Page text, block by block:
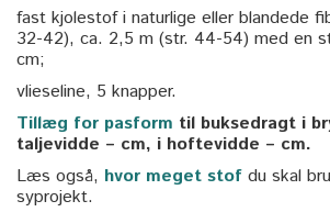
fast kjolestof i naturlige eller blandede
32-42), ca. 2,5 m (str. 44-54) med en
cm;
vlieseline, 5 knapper.
Tillæg for pasform til buksedragt i
taljevidde – cm, i hoftevidde – cm.
Læs også, hvor meget stof du skal
syprojekt.